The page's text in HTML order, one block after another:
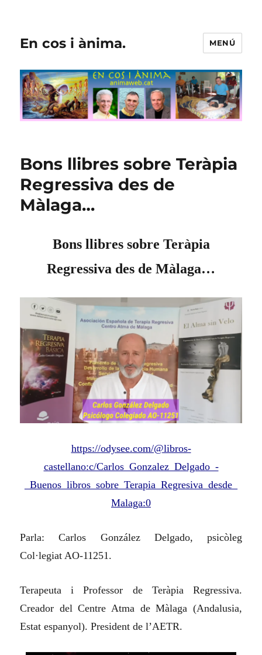
En cos i ànima. MENÚ
Bons llibres sobre Teràpia
Regressiva des de
Màlaga…
Bons llibres sobre Teràpia
Regressiva des de Màlaga…
https://odysee.com/@libros-
castellano:c/Carlos_Gonzalez_Delgado_-
_Buenos_libros_sobre_Terapia_Regresiva_desde_
Malaga:0
Parla: Carlos González Delgado, psicòleg
Col·legiat AO-11251.
Terapeuta i Professor de Teràpia Regressiva.
Creador del Centre Atma de Màlaga (Andalusia,
Estat espanyol). President de l’AETR.